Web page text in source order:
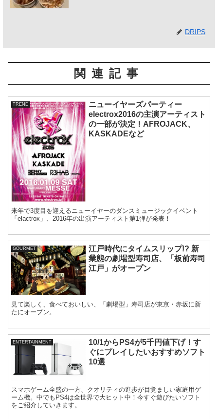
DRIPS
関連記事
TREND
ニューイヤーズパーティー
electrox2016の主演アーティスト
の一部が決定！AFROJACK、
KASKADEなど
来年で3度目を迎えるニューイヤーのダンスミュージックイベント
「elactrox」、2016年の出演アーティスト第1弾が発表！
GOURMET
江戸時代にタイムスリップ!? 新
業態の劇場型寿司店、「板前寿司
江戸」がオープン
見て楽しく、食べておいしい、「劇場型」寿司店が東京・赤坂に新
たにオープン。
ENTERTAINMENT
10/1からPS4が5千円値下げ！す
ぐにプレイしたいおすすめソフト
10選
スマホゲーム全盛の一方、クオリティの進歩が目覚ましい家庭用ゲ
ーム機。中でもPS4は全世界で大ヒット中！今すぐ遊びたいソフト
をご紹介していきます。